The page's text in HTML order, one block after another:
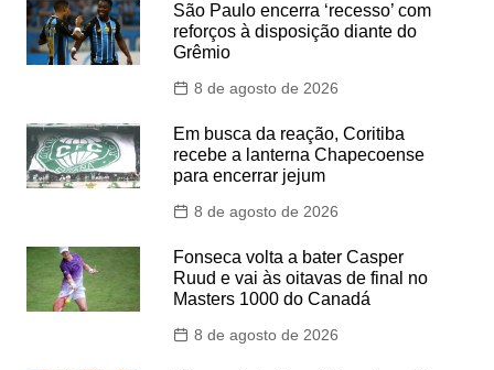
São Paulo encerra ‘recesso’ com
reforços à disposição diante do
Grêmio
8 de agosto de 2026
Em busca da reação, Coritiba
recebe a lanterna Chapecoense
para encerrar jejum
8 de agosto de 2026
Fonseca volta a bater Casper
Ruud e vai às oitavas de final no
Masters 1000 do Canadá
8 de agosto de 2026